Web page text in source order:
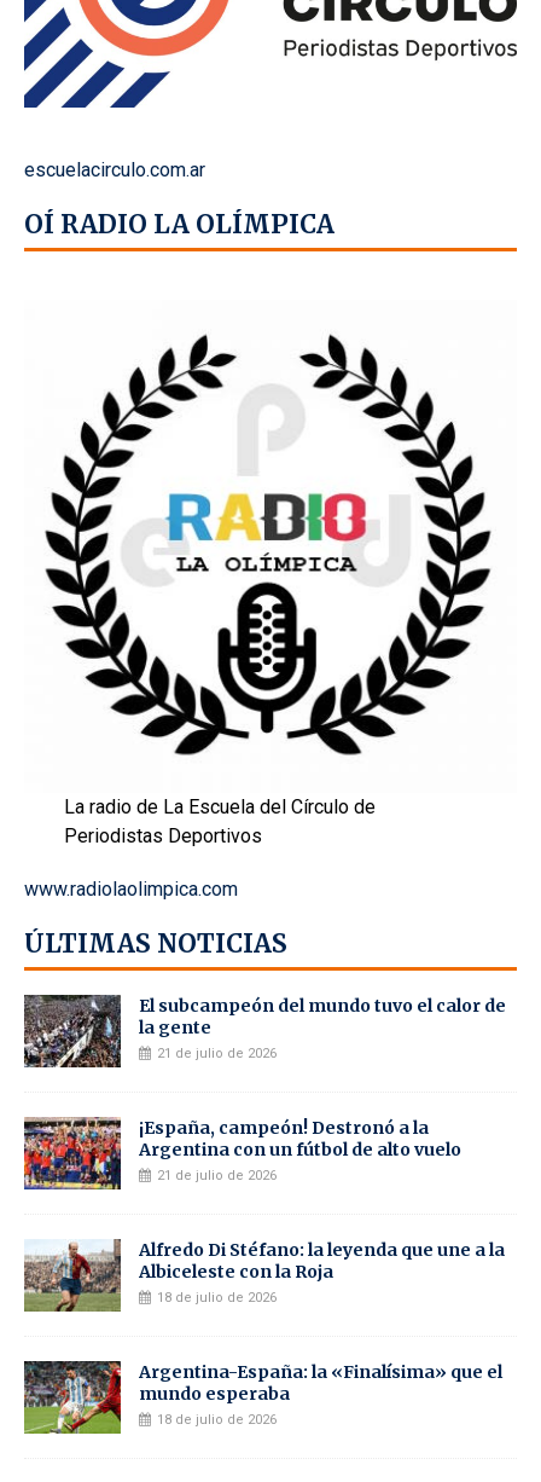
escuelacirculo.com.ar
OÍ RADIO LA OLÍMPICA
La radio de La Escuela del Círculo de
Periodistas Deportivos
www.radiolaolimpica.com
ÚLTIMAS NOTICIAS
El subcampeón del mundo tuvo el calor de
la gente
21 de julio de 2026
¡España, campeón! Destronó a la
Argentina con un fútbol de alto vuelo
21 de julio de 2026
Alfredo Di Stéfano: la leyenda que une a la
Albiceleste con la Roja
18 de julio de 2026
Argentina-España: la «Finalísima» que el
mundo esperaba
18 de julio de 2026